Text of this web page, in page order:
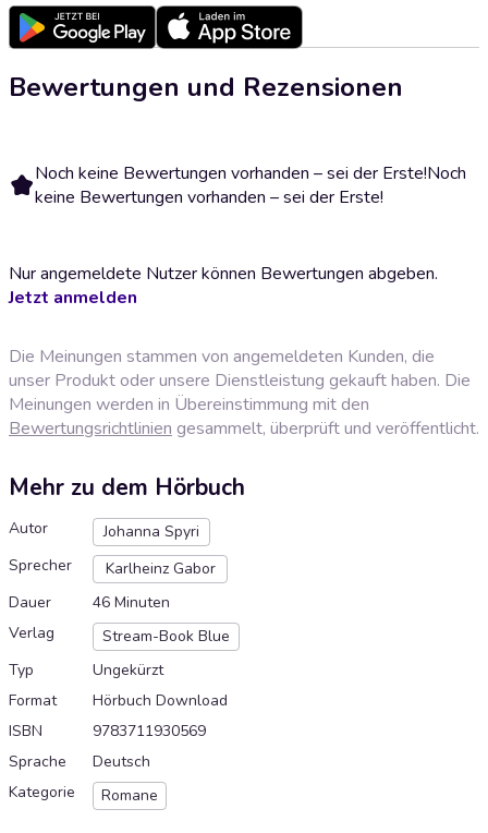
Bewertungen und Rezensionen
Noch keine Bewertungen vorhanden – sei der Erste!Noch
keine Bewertungen vorhanden – sei der Erste!
Nur angemeldete Nutzer können Bewertungen abgeben.
Jetzt anmelden
Die Meinungen stammen von angemeldeten Kunden, die
unser Produkt oder unsere Dienstleistung gekauft haben. Die
Meinungen werden in Übereinstimmung mit den
Bewertungsrichtlinien gesammelt, überprüft und veröffentlicht.
Mehr zu dem Hörbuch
Autor
Johanna Spyri
Sprecher
Karlheinz Gabor
Dauer
46 Minuten
Verlag
Stream-Book Blue
Typ
Ungekürzt
Format
Hörbuch Download
ISBN
9783711930569
Sprache
Deutsch
Kategorie
Romane